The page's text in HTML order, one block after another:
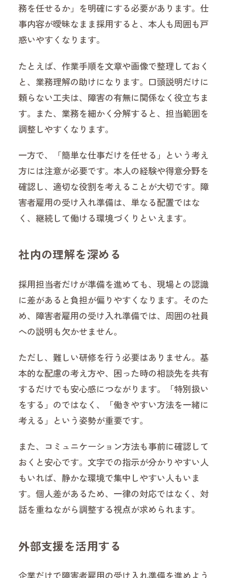
務を任せるか」を明確にする必要があります。仕
事内容が曖昧なまま採用すると、本人も周囲も戸
惑いやすくなります。
たとえば、作業手順を文章や画像で整理しておく
と、業務理解の助けになります。口頭説明だけに
頼らない工夫は、障害の有無に関係なく役立ちま
す。また、業務を細かく分解すると、担当範囲を
調整しやすくなります。
一方で、「簡単な仕事だけを任せる」という考え
方には注意が必要です。本人の経験や得意分野を
確認し、適切な役割を考えることが大切です。障
害者雇用の受け入れ準備は、単なる配置ではな
く、継続して働ける環境づくりといえます。
社内の理解を深める
採用担当者だけが準備を進めても、現場との認識
に差があると負担が偏りやすくなります。そのた
め、障害者雇用の受け入れ準備では、周囲の社員
への説明も欠かせません。
ただし、難しい研修を行う必要はありません。基
本的な配慮の考え方や、困った時の相談先を共有
するだけでも安心感につながります。「特別扱い
をする」のではなく、「働きやすい方法を一緒に
考える」という姿勢が重要です。
また、コミュニケーション方法も事前に確認して
おくと安心です。文字での指示が分かりやすい人
もいれば、静かな環境で集中しやすい人もいま
す。個人差があるため、一律の対応ではなく、対
話を重ねながら調整する視点が求められます。
外部支援を活用する
企業だけで障害者雇用の受け入れ準備を進めよう